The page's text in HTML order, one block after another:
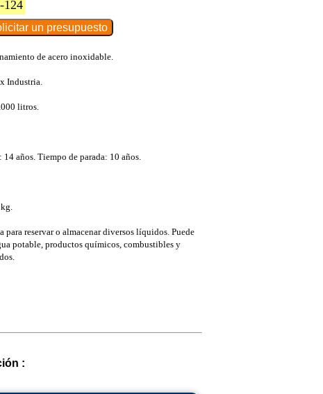
124
de acero inoxidable.
Industria.
litros.
años. Tiempo de parada: 10 años.
reservar o almacenar diversos líquidos. Puede
potable, productos químicos, combustibles y
: